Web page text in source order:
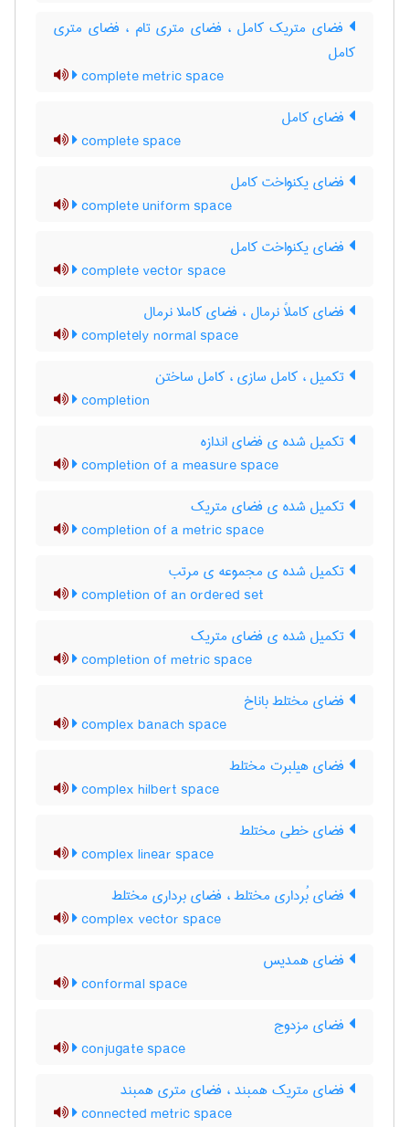
فضای متریک کامل ، فضای متری تام ، فضای متری
کامل
complete metric space
فضای کامل
complete space
فضای یکنواخت کامل
complete uniform space
فضای یکنواخت کامل
complete vector space
فضای کاملاً نرمال ، فضای کاملا نرمال
completely normal space
تکمیل ، کامل سازی ، کامل ساختن
completion
تکمیل شده ی فضای اندازه
completion of a measure space
تکمیل شده ی فضای متریک
completion of a metric space
تکمیل شده ی مجموعه ی مرتب
completion of an ordered set
تکمیل شده ی فضای متریک
completion of metric space
فضای مختلط باناخ
complex banach space
فضای هیلبرت مختلط
complex hilbert space
فضای خطی مختلط
complex linear space
فضای بُرداری مختلط ، فضای برداری مختلط
complex vector space
فضای همدیس
conformal space
فضای مزدوج
conjugate space
فضای متریک همبند ، فضای متری همبند
connected metric space